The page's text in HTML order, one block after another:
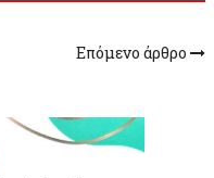
Επόμενο άρθρο